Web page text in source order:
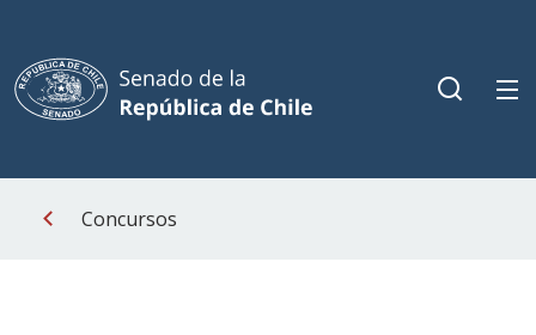
Concursos